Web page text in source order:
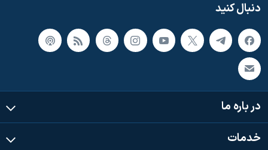
دنبال کنید
در باره ما
خدمات